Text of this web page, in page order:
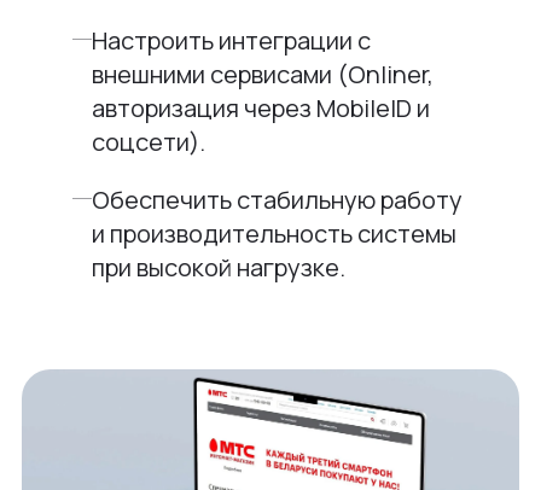
Настроить интеграции с
внешними сервисами (Onliner,
авторизация через MobileID и
соцсети).
Обеспечить стабильную работу
и производительность системы
при высокой нагрузке.